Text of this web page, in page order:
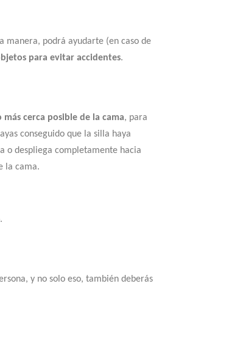
manera, podrá ayudarte (en caso de
para evitar accidentes.
cerca posible de la cama, para
conseguido que la silla haya
o despliega completamente hacia
la cama.
y no solo eso, también deberás